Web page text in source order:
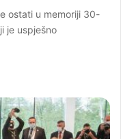
ostati u memoriji 30-
je uspješno